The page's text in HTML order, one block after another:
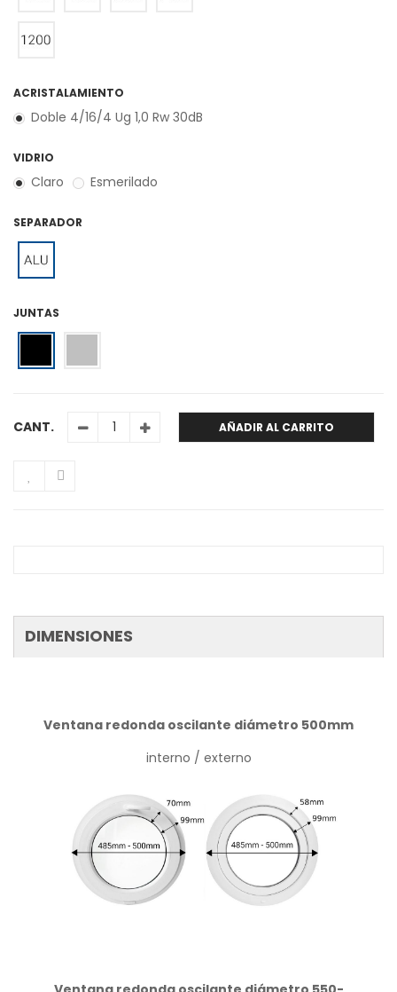
ACRISTALAMIENTO
Doble 4/16/4 Ug 1,0 Rw 30dB
VIDRIO
Claro Esmerilado
SEPARADOR
JUNTAS
CANT. AÑADIR AL CARRITO
DIMENSIONES
Ventana redonda oscilante diámetro 500mm
interno / externo